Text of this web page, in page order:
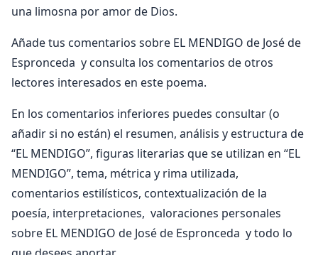
una limosna por amor de Dios.
Añade tus comentarios sobre EL MENDIGO de José de
Espronceda y consulta los comentarios de otros
lectores interesados en este poema.
En los comentarios inferiores puedes consultar (o
añadir si no están) el resumen, análisis y estructura de
“EL MENDIGO”, figuras literarias que se utilizan en “EL
MENDIGO”, tema, métrica y rima utilizada,
comentarios estilísticos, contextualización de la
poesía, interpretaciones, valoraciones personales
sobre EL MENDIGO de José de Espronceda y todo lo